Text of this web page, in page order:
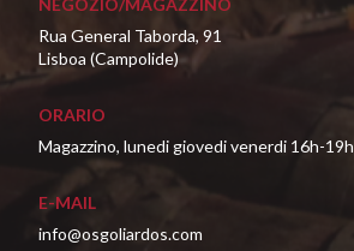
Rua General Taborda, 91
Lisboa (Campolide)
ORARIO
Magazzino, lunedi giovedi venerdi 16h-19h
E-MAIL
info@osgoliardos.com